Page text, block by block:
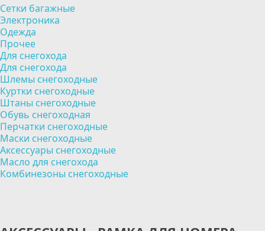
Сетки багажные
Электроника
Одежда
Прочее
Для снегохода
Для снегохода
Шлемы снегоходные
Куртки снегоходные
Штаны снегоходные
Обувь снегоходная
Перчатки снегоходные
Маски снегоходные
Аксессуары снегоходные
Масло для снегохода
Комбинезоны снегоходные